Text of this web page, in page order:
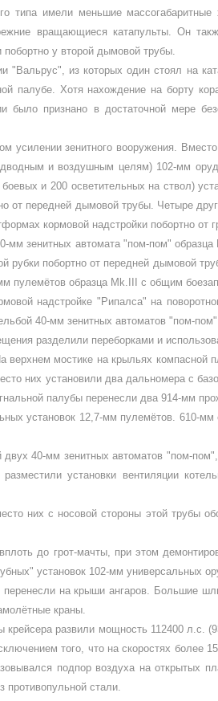
типа имели меньшие
враща­ющиеся катапульты. Он
у второй дымовой трубы.
"Вальрус", из которых один стоял на
палубе. Хотя нахождение на борту
было признано в достаточной мере
зенитного вооружения.
и воздушным целям) 102-мм
и 200 осветитель­ных на ствол)
от пере­дней дымовой трубы. Четыре
кормовой надстройки побортно от
мм зенитных автомата "пом-пом" образца
побортно от пере­дней дымовой
пулемётов образца Mk.
с общим
надстройке "Рипалса" на
40-мм зенитных автома­тов "пом-
разделили переборками и
мостике на крыльях компасной
них установили два дально­мера с
палубы перенесли два 914-мм
уста­новок 12,7-мм пулемётов. 610-
40-мм зенитных автоматов "пом-
установки вентиляции
них с носовой стороны этой трубы
до грот-мачты, при этом
установок 102-мм уни­версальных
на крыши ангаров. Большие
краны.
развили мощность 112400 л.с.
того, что на скоростях более
подпор воздуха на открытых
противопульной стали.